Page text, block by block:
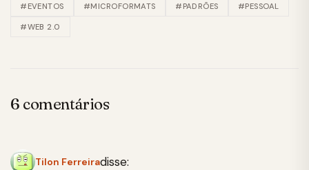
#EVENTOS #MICROFORMATS #PADRÕES #PESSOAL
#WEB 2.0
6 comentários
Tilon Ferreiradisse: